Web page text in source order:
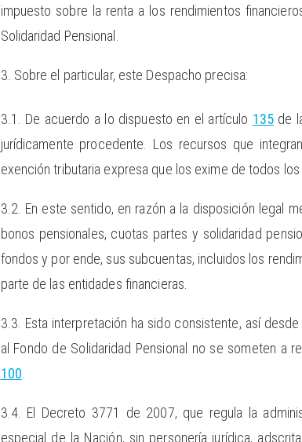
impuesto sobre la renta a los rendimientos
Solidaridad Pensional.
3. Sobre el particular, este Despacho precisa:
3.1. De acuerdo a lo dispuesto en el artículo 135de
jurídicamente procedente. Los recursos que
exención tributaria expresa que los exime de todos los
3.2. En este sentido, en razón a la disposición legal
bonos pensionales, cuotas partes y solidaridad
fondos y por ende, sus subcuentas, incluidos los
parte de las entidades financieras.
3.3. Esta interpretación ha sido consistente, así
al Fondo de Solidaridad Pensional no se someten a
100
3.4. El Decreto 3771 de 2007, que regula la
especial de la Nación, sin personería jurídica,